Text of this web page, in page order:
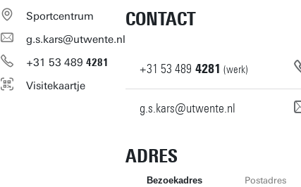
Sportcentrum
g.s.kars@utwente.nl
+31 53 489 4281
Visitekaartje
CONTACT
+31 53 489 4281 (werk)
g.s.kars@utwente.nl
ADRES
Bezoekadres Postadres